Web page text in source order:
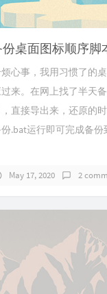
份桌面图标顺序脚
心事，我用习惯了的
来。在网上找了半天
直接导出来，还原的
.bat运行即可完成备
May 17, 2020 2